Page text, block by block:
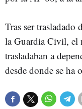
Tras ser trasladado
la Guardia Civil, el
trasladaban a
desde donde se ha